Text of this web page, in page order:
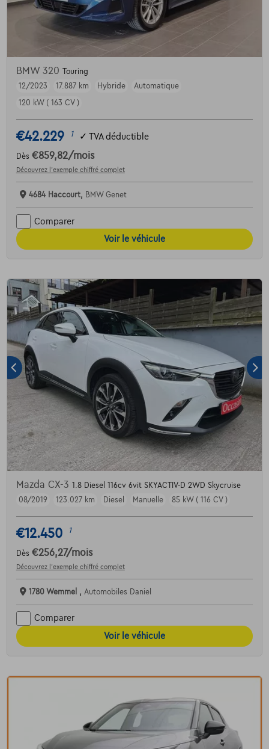
BMW 320
Touring
12/2023
17.887 km Hybride
Automatique
120 kW ( 163 CV )
€42.229 1 ✓ TVA déductible
Dès €859,82/mois
Découvrez l’exemple chiffré complet
4684 Haccourt, BMW Genet
Comparer
Voir le véhicule
Mazda CX-3 1.8 Diesel 116cv 6vit SKYACTIV-D 2WD Skycruise
08/2019
123.027 km Diesel Manuelle 85 kW ( 116 CV )
€12.450 1
Dès €256,27/mois
Découvrez l’exemple chiffré complet
1780 Wemmel , Automobiles Daniel
Comparer
Voir le véhicule